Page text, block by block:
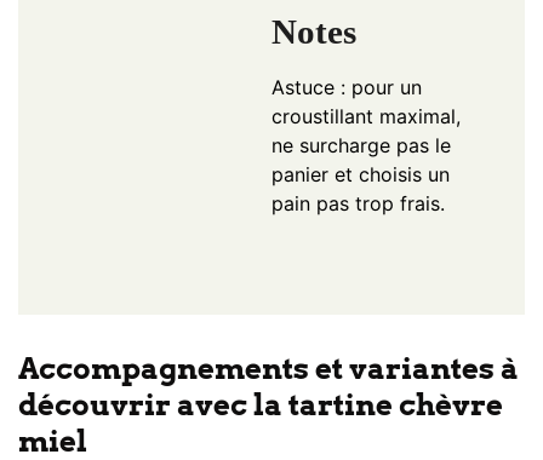
Notes
Astuce : pour un
croustillant maximal,
ne surcharge pas le
panier et choisis un
pain pas trop frais.
Accompagnements et variantes à
découvrir avec la tartine chèvre
miel